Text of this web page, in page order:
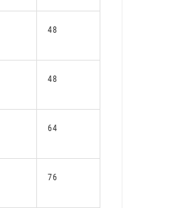
48
48
64
76